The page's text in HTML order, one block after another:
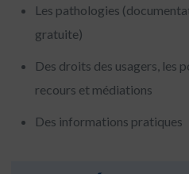
Les pathologies
gratuite)
Des droits des usagers, les
recours et médiations
Des informations pratiques